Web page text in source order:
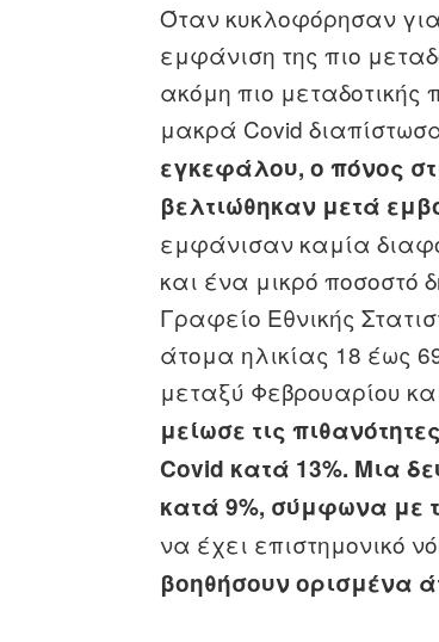
Όταν κυκλοφόρησαν
εμφάνιση της πιο
ακόμη πιο
μακρά Covid
εγκεφάλου, ο πόνος
βελτιώθηκαν μετά
εμφάνισαν καμία
και ένα μικρό ποσοστό
Γραφείο Εθνικής
άτομα ηλικίας 18 έως
μεταξύ Φεβρουαρίου
μείωσε τις
Covid κατά 13%. Μια
κατά 9%, σύμφωνα με
να έχει επιστημονικό
βοηθήσουν ορισμένα